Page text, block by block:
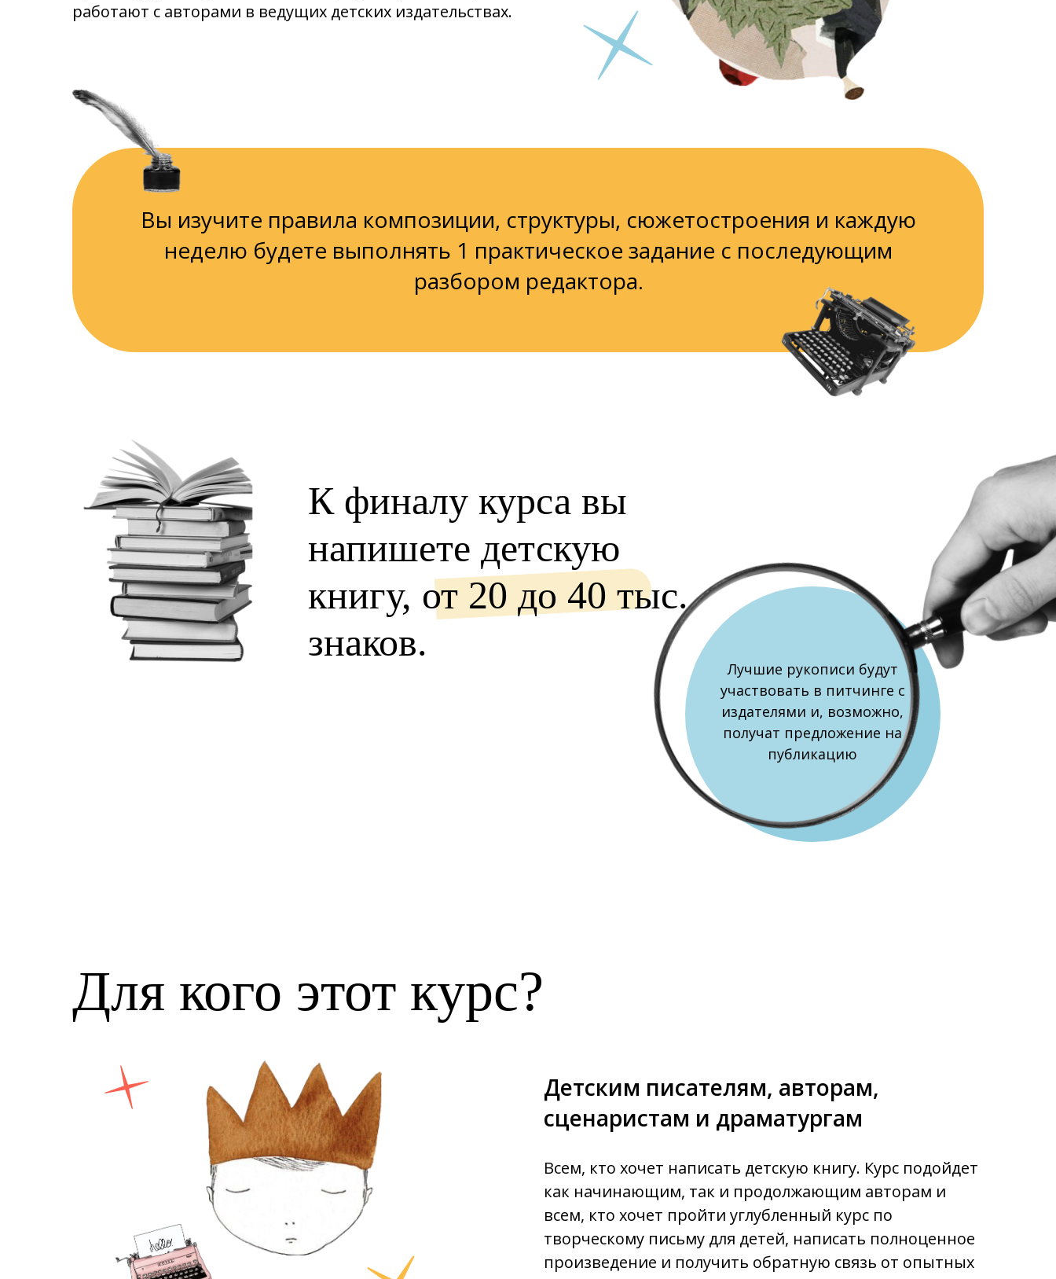
работают с авторами в ведущих детских издательствах.
Вы изучите правила композиции, структуры, сюжетостроения и каждую
неделю будете выполнять 1 практическое задание с последующим
разбором редактора.
К финалу курса вы
напишете детскую
книгу, от 20 до 40 тыс.
знаков.
Лучшие рукописи будут
участвовать в питчинге с
издателями и, возможно,
получат предложение на
публикацию
Для кого этот курс?
Детским писателям, авторам,
сценаристам и драматургам
Всем, кто хочет написать детскую книгу. Курс подойдет
как начинающим, так и продолжающим авторам и
всем, кто хочет пройти углубленный курс по
творческому письму для детей, написать полноценное
произведение и получить обратную связь от опытных